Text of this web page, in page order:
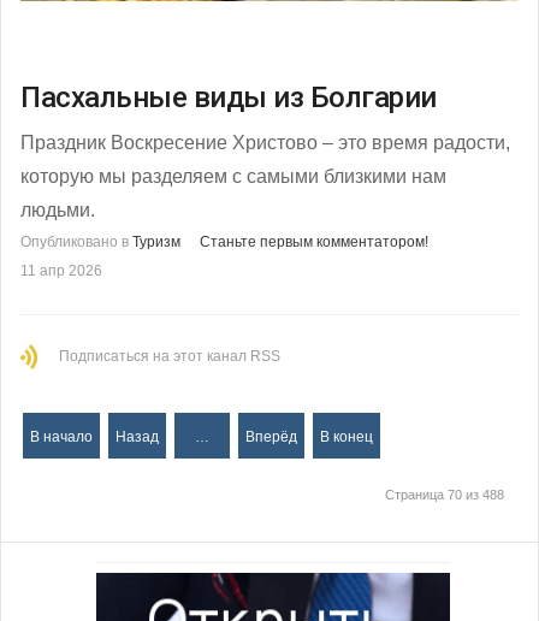
Пасхальные виды из Болгарии
Праздник Воскресение Христово – это время радости,
которую мы разделяем с самыми близкими нам
людьми.
Опубликовано в Туризм
Станьте первым комментатором!
11 апр 2026
Подписаться на этот канал RSS
В начало Назад … Вперёд В конец
Страница 70 из 488